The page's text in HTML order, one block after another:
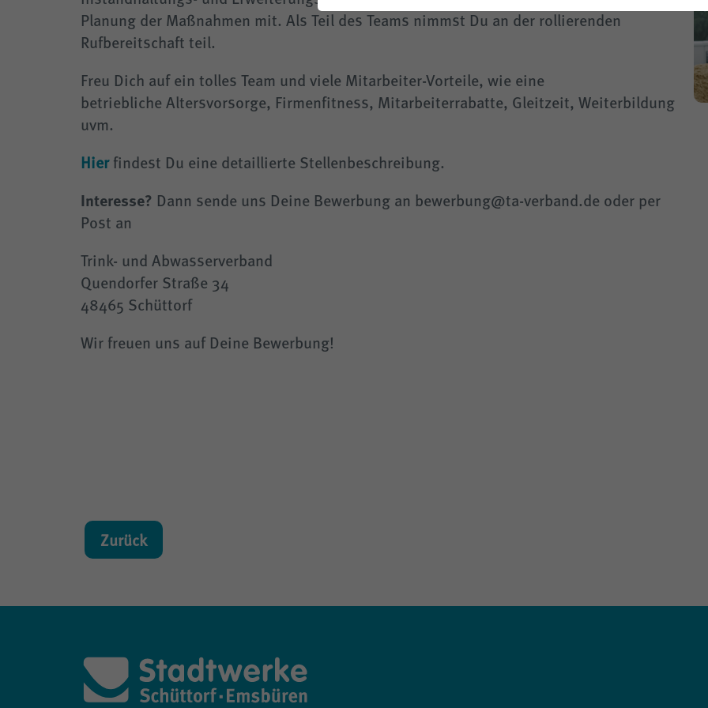
THG-Quote
Klimafreundliche Wärmenetze
Energie sparen
Für E-Mobilisten
Steuerbare Verbrauchseinrichtungen - § 14a
Straßenbeleuchtung
Planauskunft
Planung der Maßnahmen mit. Als Teil des Teams nimmst Du an der rollierenden
Rufbereitschaft teil.
Freu Dich auf ein tolles Team und viele Mitarbeiter-Vorteile, wie eine
betriebliche Altersvorsorge, Firmenfitness, Mitarbeiterrabatte, Gleitzeit, Weiterbildung
uvm.
Hierfindest Du eine detaillierte Stellenbeschreibung.
Interesse? Dann sende uns Deine Bewerbung an bewerbung@ta-verband.de oder per
Post an
Trink- und Abwasserverband
Quendorfer Straße 34
48465 Schüttorf
Wir freuen uns auf Deine Bewerbung!
Zurück